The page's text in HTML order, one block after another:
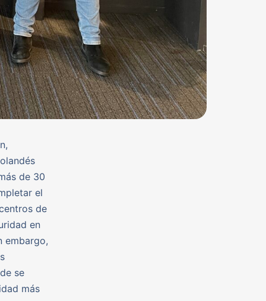
de 30
el
de
en
embargo,
se
más